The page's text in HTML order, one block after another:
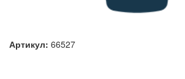
Артикул: 66527